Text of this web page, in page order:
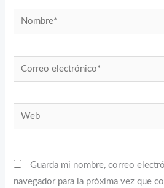
Nombre*
Correo
electrónico*
Web
Guarda mi nombre, correo
navegador para la próxima vez que